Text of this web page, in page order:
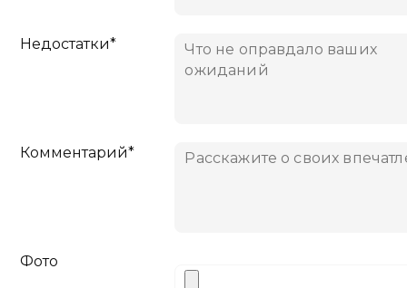
Недостатки*
Комментарий*
Фото